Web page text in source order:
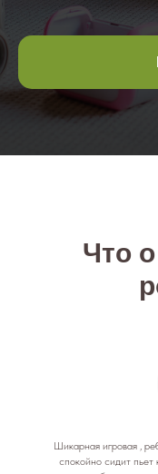
Что
Шикарная игровая ,
спокойно сидит пьет